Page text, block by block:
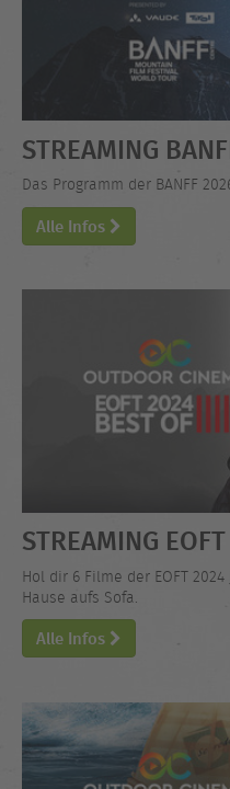
STREAMING
Das Programm der BANFF
Alle Infos
STREAMING EOFT
Hol dir 6 Filme der EOFT
Hause aufs Sofa.
Alle Infos